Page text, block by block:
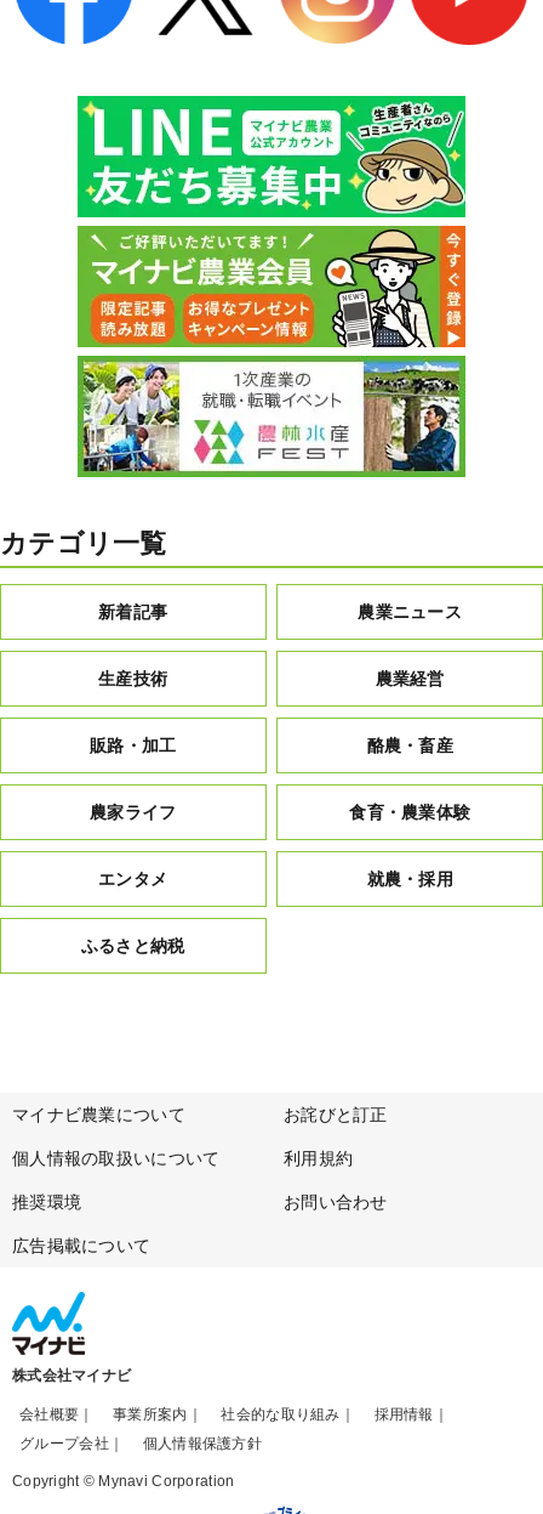
カテゴリ一覧
新着記事 農業ニュース
生産技術 農業経営
販路・加工 酪農・畜産
農家ライフ 食育・農業体験
エンタメ 就農・採用
ふるさと納税
マイナビ農業について お詫びと訂正
個人情報の取扱いについて 利用規約
推奨環境 お問い合わせ
広告掲載について
株式会社マイナビ
会社概要 事業所案内 社会的な取り組み
採用情報
グループ会社
個人情報保護方針
Copyright © Mynavi Corporation